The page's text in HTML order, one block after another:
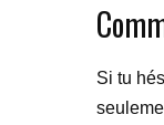
Si tu